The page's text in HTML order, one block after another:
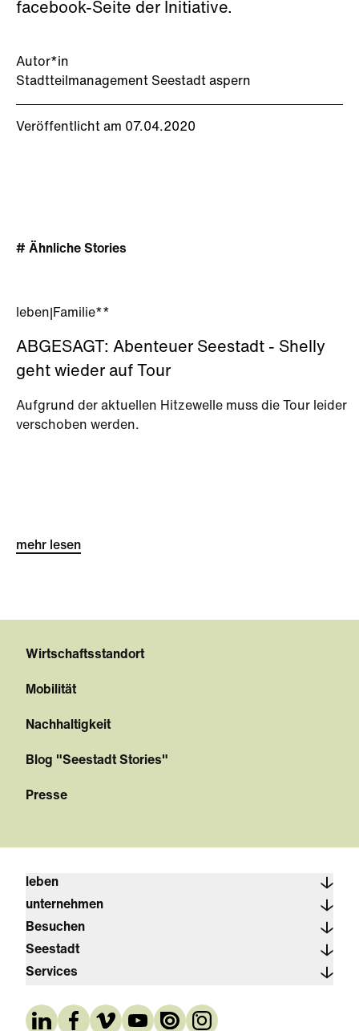
Autor*in
Stadtteilmanagement Seestadt aspern
Veröffentlicht am 07.04.2020
facebook-Seite der Initiative.
# Ähnliche Stories
leben Familie**
ABGESAGT: Abenteuer Seestadt - Shelly
geht wieder auf Tour
Aufgrund der aktuellen Hitzewelle muss die Tour leider
verschoben werden.
mehr lesen
Wirtschaftsstandort
Mobilität
Nachhaltigkeit
Blog "Seestadt Stories"
Presse
leben
unternehmen
Besuchen
Seestadt
Services